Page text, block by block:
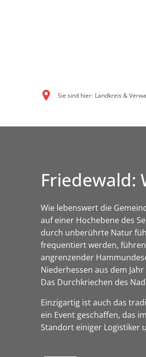
Sie sind hier: Landkreis &
Friedewald:
Wie lebenswert die
auf einer Hochebene des
durch unberührte Natur
frequentiert werden,
angrenzender
Niederhessen aus dem
Das Durchkriechen des
Einzigartig ist auch das
ein Event geschaffen, das
Standort einiger Logistiker